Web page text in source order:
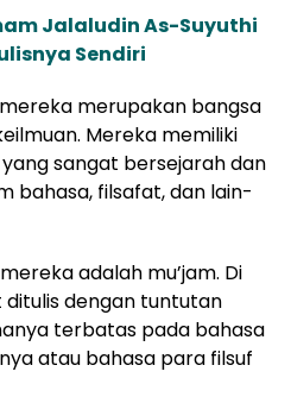
Jalaludin As-Suyuthi
Sendiri
merupakan bangsa
Mereka memiliki
sangat bersejarah dan
bahasa, filsafat, dan lain-
adalah mu’jam. Di
dengan tuntutan
terbatas pada bahasa
atau bahasa para filsuf